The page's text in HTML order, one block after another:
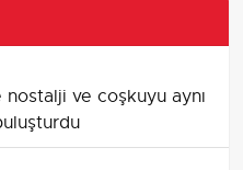
ve coşkuyu aynı